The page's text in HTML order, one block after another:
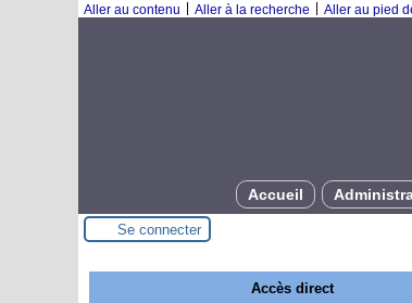
Aller au contenu Aller à la recherche Aller au pied
Accueil
Se connecter
Accès direct